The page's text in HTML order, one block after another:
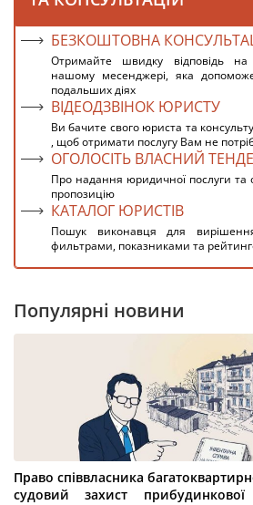
БЕЗКОШТОВНА
Отримайте швидку відповідь
нашому месенджері, яка
подальших діях
ВІДЕОДЗВІНОК ЮРИСТУ
Ви бачите свого юриста та
, щоб отримати послугу Вам не
ОГОЛОСІТЬ ВЛАСНИЙ
Про надання юридичної послуги та
пропозицію
КАТАЛОГ ЮРИСТІВ
Пошук виконавця для
фильтрами, показниками та
Популярні новини
Право співвласника
судовий захист